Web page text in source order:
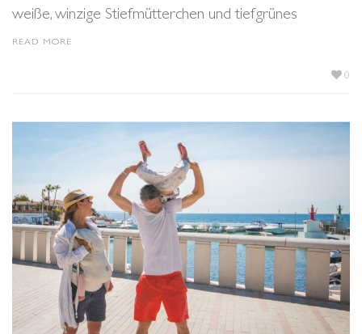
weiße, winzige Stiefmütterchen und tiefgrünes
READ MORE
0